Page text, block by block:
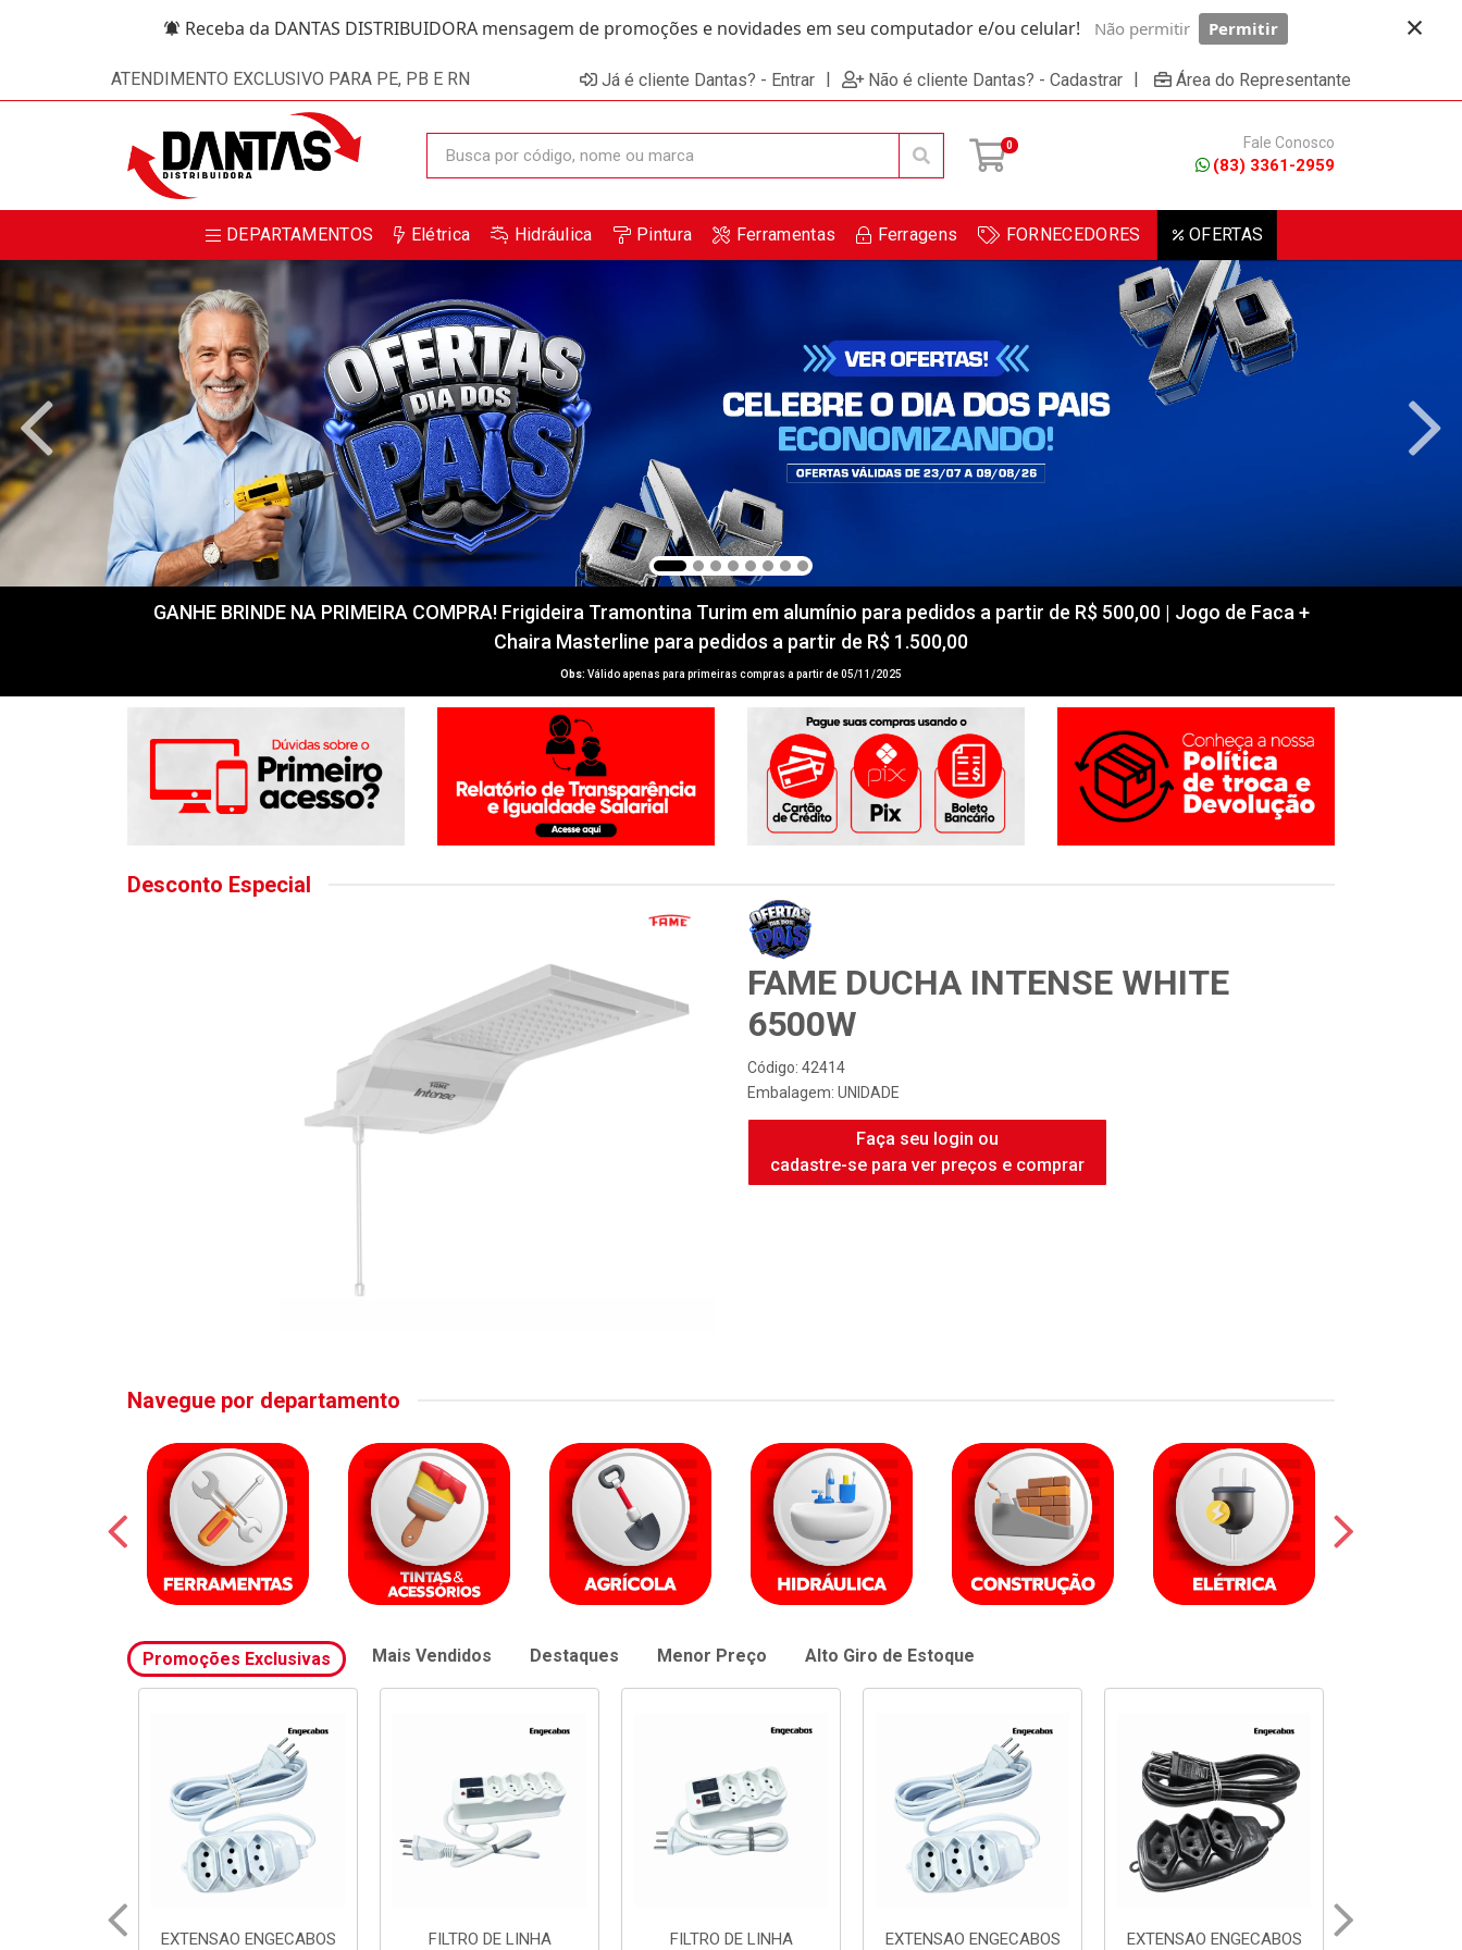
Receba da DANTAS DISTRIBUIDORA mensagem de promoções e novidades em seu computador e/ou celular! Não permitir Permitir ×
ATENDIMENTO EXCLUSIVO PARA PE, PB E RN Já é cliente Dantas? - Entrar | Não é cliente Dantas? - Cadastrar | Área do Representante
0 Fale Conosco
(83) 3361-2959
DEPARTAMENTOS Elétrica Hidráulica Pintura Ferramentas Ferragens FORNECEDORES OFERTAS
GANHE BRINDE NA PRIMEIRA COMPRA! Frigideira Tramontina Turim em alumínio para pedidos a partir de R$ 500,00 | Jogo de Faca +
Chaira Masterline para pedidos a partir de R$ 1.500,00
Obs: Válido apenas para primeiras compras a partir de 05/11/2025
Desconto Especial
FAME DUCHA INTENSE WHITE
6500W
Código: 42414
Embalagem: UNIDADE
Faça seu login ou
cadastre-se para ver preços e comprar
Navegue por departamento
Promoções Exclusivas Mais Vendidos Destaques Menor Preço Alto Giro de Estoque
FILTRO DE LINHA
FILTRO DE LINHA
EXTENSAO ENGECABOS
EXTENSAO ENGECABOS
EXTENSAO ENGECABOS